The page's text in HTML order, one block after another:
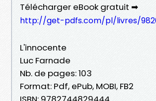
Télécharger eBook gratuit ➡
http://get-pdfs.com/pl/livres/
L'innocente
Luc Farnade
Nb. de pages: 103
Format: Pdf, ePub, MOBI, FB2